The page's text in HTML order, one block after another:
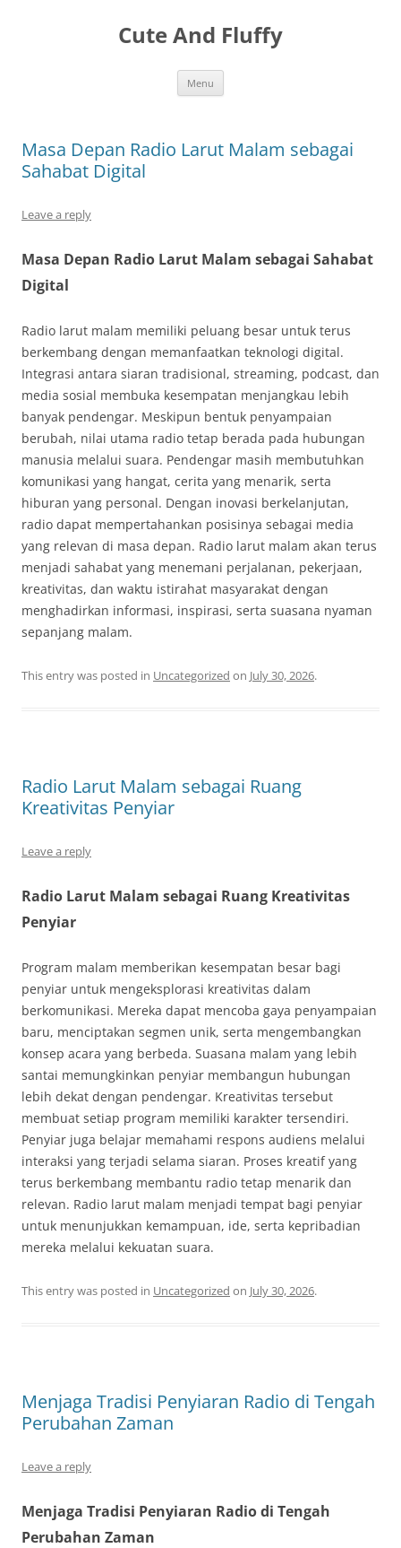
Cute And Fluffy
Menu
Masa Depan Radio Larut Malam sebagai
Sahabat Digital
Leave a reply
Masa Depan Radio Larut Malam sebagai Sahabat
Digital
Radio larut malam memiliki peluang besar untuk terus
berkembang dengan memanfaatkan teknologi digital.
Integrasi antara siaran tradisional, streaming, podcast, dan
media sosial membuka kesempatan menjangkau lebih
banyak pendengar. Meskipun bentuk penyampaian
berubah, nilai utama radio tetap berada pada hubungan
manusia melalui suara. Pendengar masih membutuhkan
komunikasi yang hangat, cerita yang menarik, serta
hiburan yang personal. Dengan inovasi berkelanjutan,
radio dapat mempertahankan posisinya sebagai media
yang relevan di masa depan. Radio larut malam akan terus
menjadi sahabat yang menemani perjalanan, pekerjaan,
kreativitas, dan waktu istirahat masyarakat dengan
menghadirkan informasi, inspirasi, serta suasana nyaman
sepanjang malam.
This entry was posted in Uncategorized on July 30, 2026.
Radio Larut Malam sebagai Ruang
Kreativitas Penyiar
Leave a reply
Radio Larut Malam sebagai Ruang Kreativitas
Penyiar
Program malam memberikan kesempatan besar bagi
penyiar untuk mengeksplorasi kreativitas dalam
berkomunikasi. Mereka dapat mencoba gaya penyampaian
baru, menciptakan segmen unik, serta mengembangkan
konsep acara yang berbeda. Suasana malam yang lebih
santai memungkinkan penyiar membangun hubungan
lebih dekat dengan pendengar. Kreativitas tersebut
membuat setiap program memiliki karakter tersendiri.
Penyiar juga belajar memahami respons audiens melalui
interaksi yang terjadi selama siaran. Proses kreatif yang
terus berkembang membantu radio tetap menarik dan
relevan. Radio larut malam menjadi tempat bagi penyiar
untuk menunjukkan kemampuan, ide, serta kepribadian
mereka melalui kekuatan suara.
This entry was posted in Uncategorized on July 30, 2026.
Menjaga Tradisi Penyiaran Radio di Tengah
Perubahan Zaman
Leave a reply
Menjaga Tradisi Penyiaran Radio di Tengah
Perubahan Zaman